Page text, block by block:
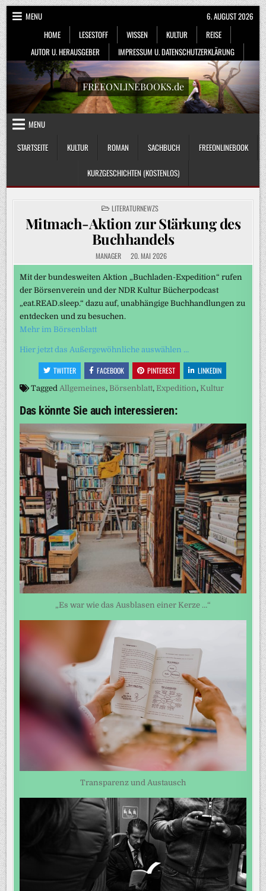
Skip
to
content
MENU
HOME
LESESTOFF WISSEN KULTUR
REISE
AUTOR U. HERAUSGEBER
IMPRESSUM U. DATENSCHUTZERKLÄRUNG
6. AUGUST 2026
FREEONLINEBOOKS.de
MENU
STARTSEITE
KULTUR ROMAN SACHBUCH FREEONLINEBOOK
KURZGESCHICHTEN (KOSTENLOS)
POSTED
IN
LITERATURNEWZS
Mitmach-Aktion zur Stärkung des
Buchhandels
MANAGER 20. MAI 2026
Mit der bundesweiten Aktion „Buchladen-Expedition“ rufen
der Börsenverein und der NDR Kultur Bücherpodcast
„eat.READ.sleep.“ dazu auf, unabhängige Buchhandlungen zu
entdecken und zu besuchen.
Mehr im Börsenblatt
Hier jetzt das Außergewöhnliche auswählen …
TWITTER FACEBOOK PINTEREST LINKEDIN
Tagged Allgemeines, Börsenblatt, Expedition, Kultur
Das könnte Sie auch interessieren:
„Es war wie das Ausblasen einer Kerze …“
Transparenz und Austausch